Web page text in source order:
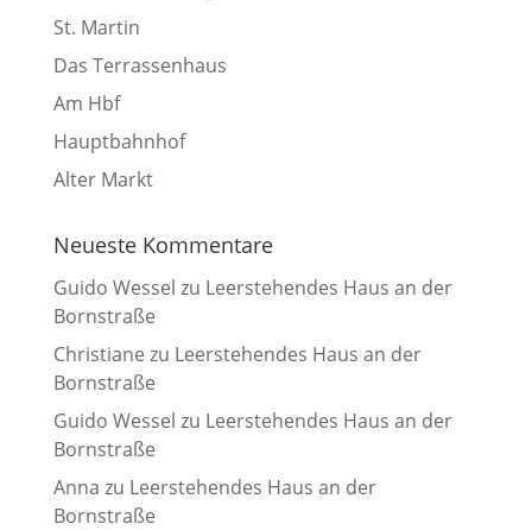
St. Martin
Das Terrassenhaus
Am Hbf
Hauptbahnhof
Alter Markt
Neueste Kommentare
Guido Wessel zu Leerstehendes Haus an der
Bornstraße
Christiane zu Leerstehendes Haus an der
Bornstraße
Guido Wessel zu Leerstehendes Haus an der
Bornstraße
Anna zu Leerstehendes Haus an der
Bornstraße